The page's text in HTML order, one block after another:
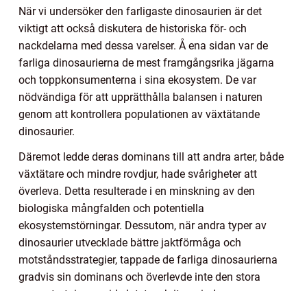
När vi undersöker den farligaste dinosaurien är det
viktigt att också diskutera de historiska för- och
nackdelarna med dessa varelser. Å ena sidan var de
farliga dinosaurierna de mest framgångsrika jägarna
och toppkonsumenterna i sina ekosystem. De var
nödvändiga för att upprätthålla balansen i naturen
genom att kontrollera populationen av växtätande
dinosaurier.
Däremot ledde deras dominans till att andra arter, både
växtätare och mindre rovdjur, hade svårigheter att
överleva. Detta resulterade i en minskning av den
biologiska mångfalden och potentiella
ekosystemstörningar. Dessutom, när andra typer av
dinosaurier utvecklade bättre jaktförmåga och
motståndsstrategier, tappade de farliga dinosaurierna
gradvis sin dominans och överlevde inte den stora